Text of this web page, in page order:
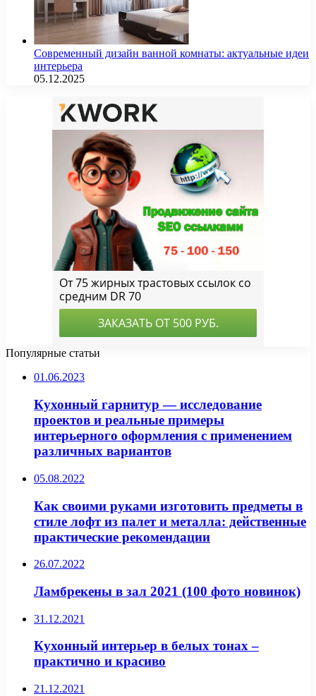
Современный дизайн ванной комнаты: актуальные идеи
интерьера
05.12.2025
Популярные статьи
01.06.2023
Кухонный гарнитур — исследование
проектов и реальные примеры
интерьерного оформления с применением
различных вариантов
05.08.2022
Как своими руками изготовить предметы в
стиле лофт из палет и металла: действенные
практические рекомендации
26.07.2022
Ламбрекены в зал 2021 (100 фото новинок)
31.12.2021
Кухонный интерьер в белых тонах –
практично и красиво
21.12.2021